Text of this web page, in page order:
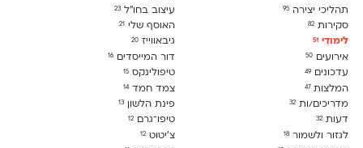
תהליכי יצירה 95
סקירות 82
לימודִי 51
אירועים 50
עדכונים 49
המלצות47
מדריכים/ות 32
דעות 32
לגזור ולשמור 18
עיצוב בחו"ל23
האוסף שלי21
גיבאווייז20
דור המייסדים16
טיפולינקס15
צמד חמד14
פינת הלשון13
טיפו־גרם12
צ׳יטוט12